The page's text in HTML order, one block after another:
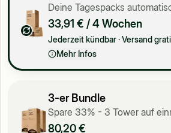
Deine Tagespacks
33,91 € / 4 Wochen
Jederzeit kündbar · Versand
Mehr Infos
3-er Bundle
Spare 33% - 3 Tower auf
80,20 €